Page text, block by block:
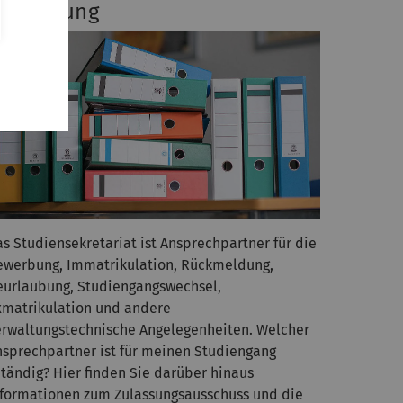
Verwaltung
Studiensekretariat ist Ansprechpartner für die
Immatrikulation, Rückmeldung,
Studiengangswechsel,
und andere
Angelegenheiten. Welcher
ist für meinen Studiengang
Hier finden Sie darüber hinaus
zum Zulassungsausschuss und die